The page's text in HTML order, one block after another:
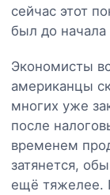
сейчас этот
был до начала
Экономисты
американцы
многих уже
после
временем
затянется,
ещё тяжелее.